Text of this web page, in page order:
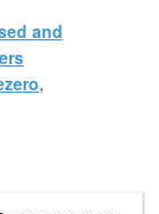
and
,